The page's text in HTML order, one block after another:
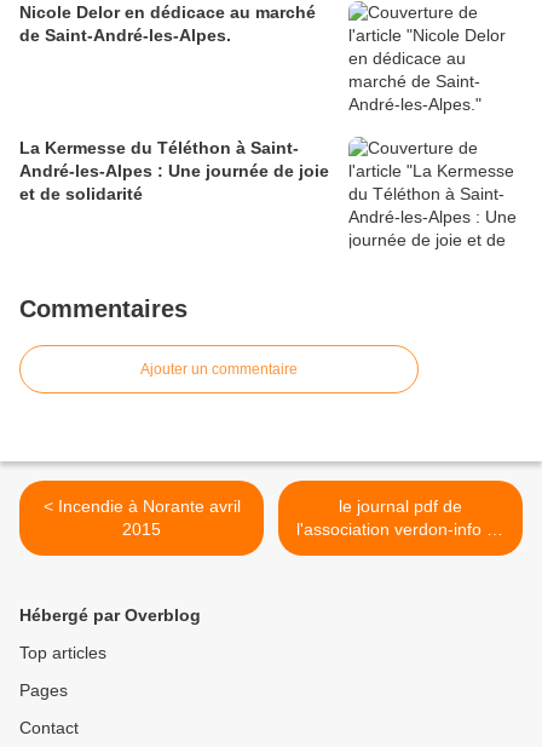
Nicole Delor en dédicace au marché
de Saint-André-les-Alpes.
La Kermesse du Téléthon à Saint-
André-les-Alpes : Une journée de joie
et de solidarité
Commentaires
Ajouter un commentaire
< Incendie à Norante avril
2015
le journal pdf de
l'association verdon-info de
mars 2015 >
Hébergé par Overblog
Top articles
Pages
Contact